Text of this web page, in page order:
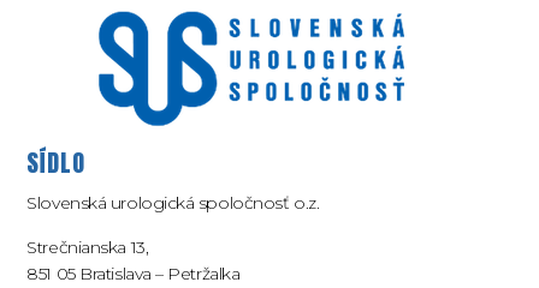
SÍDLO
Slovenská urologická spoločnosť o.z.
Strečnianska 13,
851 05 Bratislava – Petržalka